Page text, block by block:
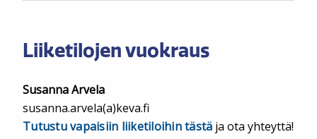
Liiketilojen vuokraus
Susanna Arvela
susanna.arvela(a)keva.fi
Tutustu vapaisiin liiketiloihin tästä ja ota yhteyttä!